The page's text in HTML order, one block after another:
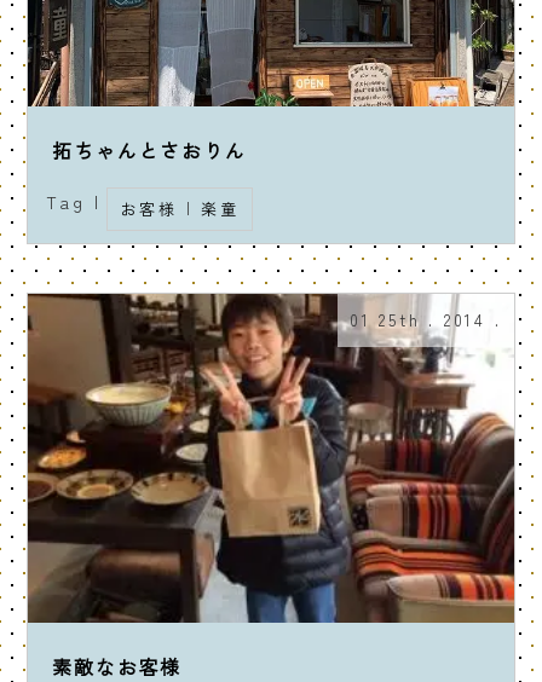
拓ちゃんとさおりん
Tag | お客様 |楽童
01 25th . 2014 .
素敵なお客様